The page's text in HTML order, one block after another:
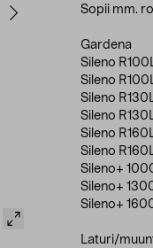
Sopii mm.
Gardena
Sileno
Sileno
Sileno
Sileno
Sileno
Sileno
Sileno+
Sileno+
Sileno+
Laturi/